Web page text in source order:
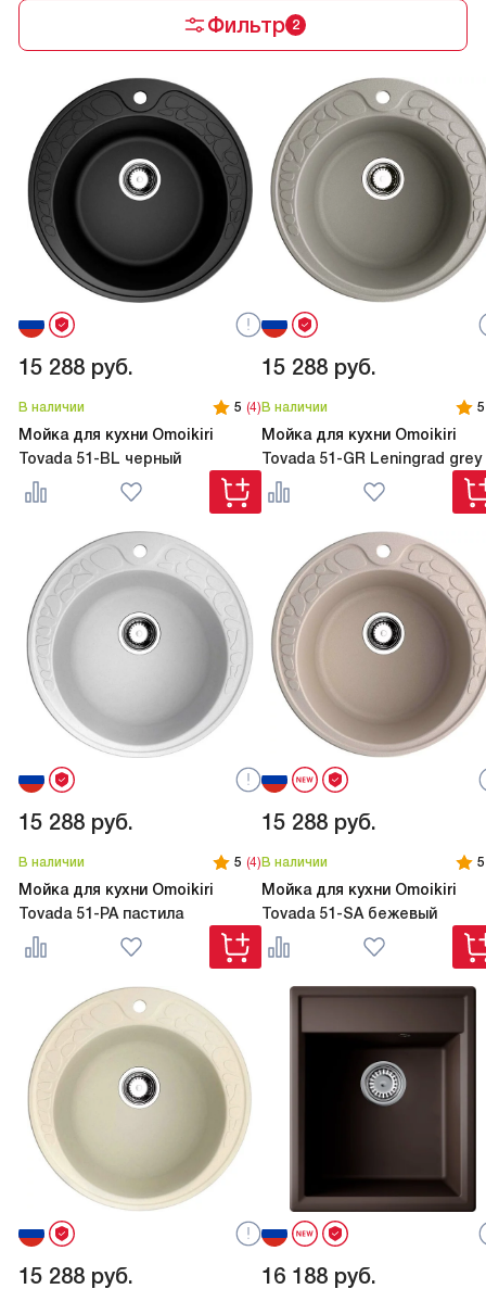
Фильтр 2
В наличии 5 (4)
Мойка для кухни Omoikiri
Tovada 51-BL черный
15 288 руб.
В наличии 5
Мойка для кухни Omoikiri
Tovada 51-GR Leningrad grey
15 288 руб.
В наличии 5 (4)
Мойка для кухни Omoikiri
Tovada 51-PA пастила
15 288 руб.
В наличии 5
Мойка для кухни Omoikiri
Tovada 51-SA бежевый
15 288 руб.
15 288 руб. 16 188 руб.